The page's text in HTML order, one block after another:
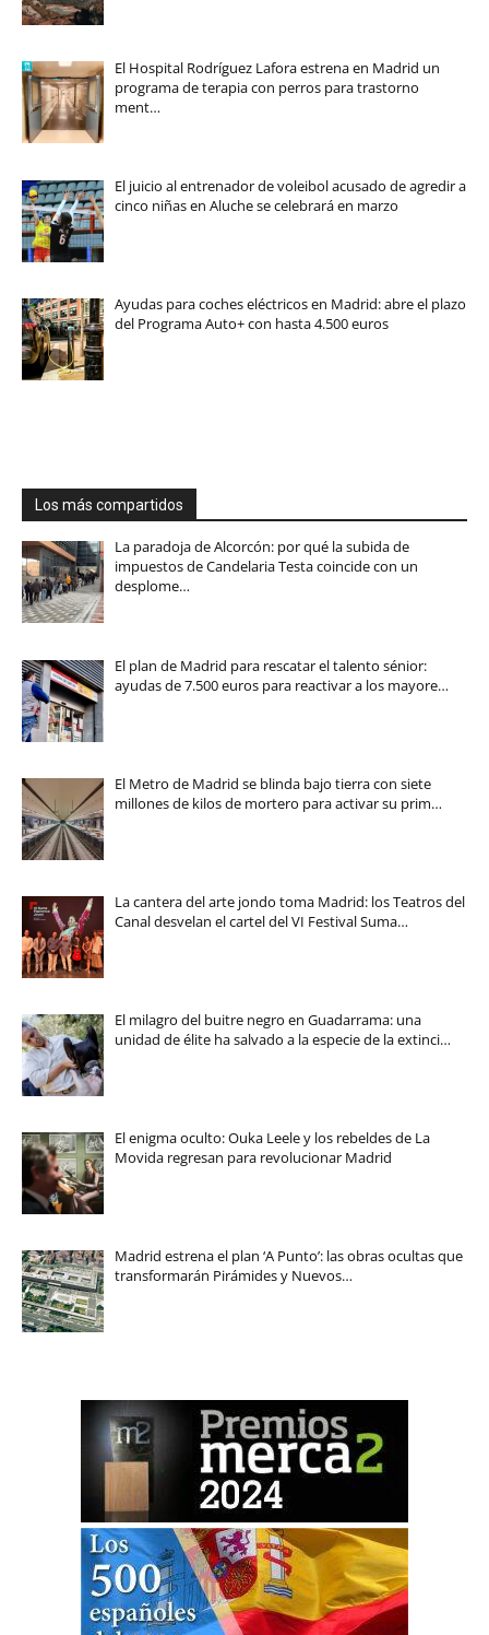
El Hospital Rodríguez Lafora estrena en Madrid un
programa de terapia con perros para trastorno
ment…
El juicio al entrenador de voleibol acusado de agredir a
cinco niñas en Aluche se celebrará en marzo
Ayudas para coches eléctricos en Madrid: abre el plazo
del Programa Auto+ con hasta 4.500 euros
Los más compartidos
La paradoja de Alcorcón: por qué la subida de
impuestos de Candelaria Testa coincide con un
desplome…
El plan de Madrid para rescatar el talento sénior:
ayudas de 7.500 euros para reactivar a los mayore…
El Metro de Madrid se blinda bajo tierra con siete
millones de kilos de mortero para activar su prim…
La cantera del arte jondo toma Madrid: los Teatros del
Canal desvelan el cartel del VI Festival Suma…
El milagro del buitre negro en Guadarrama: una
unidad de élite ha salvado a la especie de la extinci…
El enigma oculto: Ouka Leele y los rebeldes de La
Movida regresan para revolucionar Madrid
Madrid estrena el plan ‘A Punto’: las obras ocultas que
transformarán Pirámides y Nuevos…